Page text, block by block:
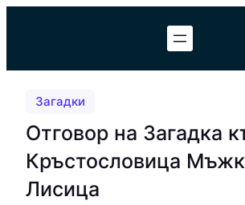
Загадки
Отговор на Загадка
Кръстословица
Лисица